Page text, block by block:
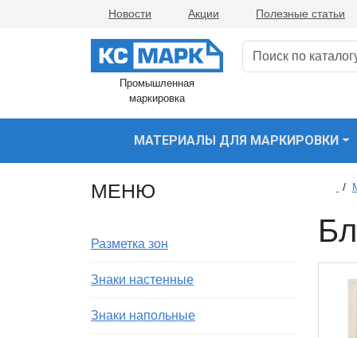
Новости Акции Полезные статьи
Промышленная
маркировка
МАТЕРИАЛЫ ДЛЯ МАРКИРОВКИ
МЕНЮ
Разметка зон
Знаки настенные
Знаки напольные
/